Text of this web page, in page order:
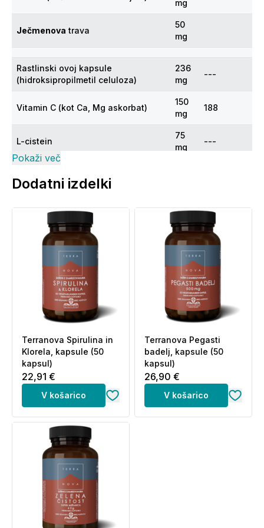
mg
Ječmenova trava
50
mg
Rastlinski ovoj kapsule
(hidroksipropilmetil celuloza)
236
mg
---
Vitamin C (kot Ca, Mg askorbat)
150
mg
188
L-cistein
75
mg
---
Alfa lipoična kislina
mg
---
Macesnov arabinogalaktan
5,5
mg
---
Selen (kot selenov metionin)
25
mcg
45
*V EU priporočeni dnevni vnos.
Alergeni:Ječmenova trava, lahko vsebuje sledove
glutena .
phytoFresh
Raziskave kažejo, da je sušenje svežih rastlin z
zamrzovanjem boljše od drugih metod sušenja, saj
ohranja njihovo izvirno učinkovitost in biokemično
kompleksnost. Omogoča tudi visoko topnost (podpira
absorpcijo) in večjo obstojnost.
V Terranovi so razvili holistično inovacijo, ki
uporablja polnovredna, nepotvorjena, s fitonutrienti
bogata živila in rastlinske dodatke; mnogi med njimi so
Pokaži več
Dodatni izdelki
Terranova Spirulina in
Klorela, kapsule (50
kapsul)
22,91 €
V košarico
Terranova Pegasti
badelj, kapsule (50
kapsul)
26,90 €
V košarico